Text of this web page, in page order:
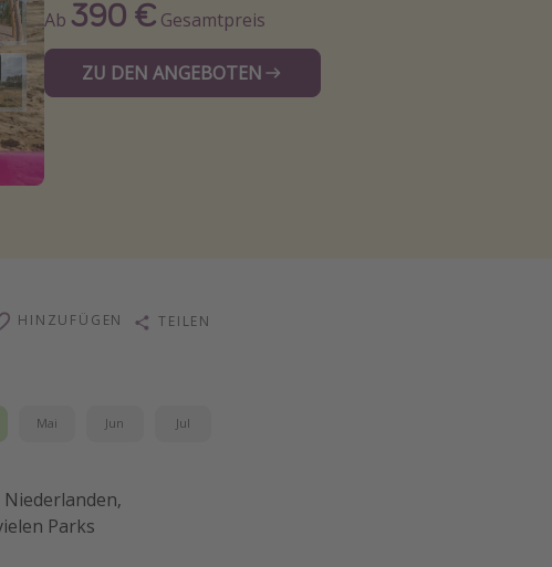
Ab390 € Gesamtpreis
ZU DEN ANGEBOTEN
HINZUFÜGEN TEILEN
Mai Jun Jul
Parks